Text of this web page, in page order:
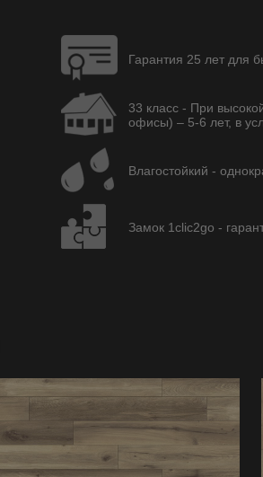
Гарантия 25 лет для
33 класс - При
офисы) – 5-6 лет, в
Влагостойкий -
Замок 1clic2go -